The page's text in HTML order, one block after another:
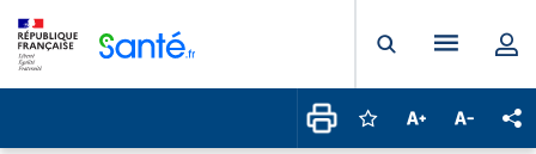
Ouvrir laMenu
Connectez-vous
Augmenter la